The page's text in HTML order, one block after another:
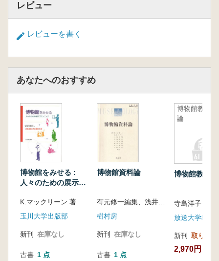
2018(平成30)年の動向─変革の年─/3 展覧会
の変容─コロナ禍に直面して─/4 デジタル技
術の発達─情報提供の多様化─/5 デジタルア
タル化の功罪─さらなる課題─/おわりに
レビュー
レビューを書く
あなたへのおすすめ
博物館をみせる :
人々のための展示プ
K.マックリーン 著
玉川大学出版部
新刊 在庫なし
古書 1 点
博物館資料論
樹村房
新刊 在庫なし
古書 1 点
博物館教育
論
博物館教育論
寺島洋子 大
新刊 取り寄せ
2,970円